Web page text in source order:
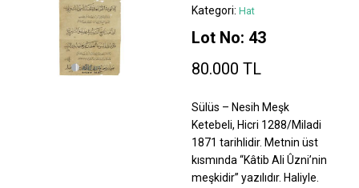
Kategori: Hat
Lot No: 43
80.000 TL
Sülüs – Nesih Meşk
Ketebeli, Hicri 1288/Miladi
1871 tarihlidir. Metnin üst
kısmında “Kâtib Ali Ûzni’nin
meşkidir” yazılıdır. Haliyle.